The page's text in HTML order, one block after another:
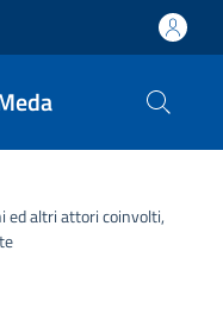
ed altri attori coinvolti,